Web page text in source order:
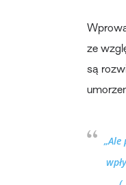
ze
są
„Ale